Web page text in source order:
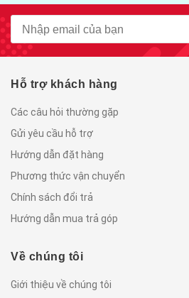
Hỗ trợ khách hàng
Các câu hỏi thường gặp
Gửi yêu cầu hỗ trợ
Hướng dẫn đặt hàng
Phương thức vận chuyển
Chính sách đổi trả
Hướng dẫn mua trả góp
Về chúng tôi
Giới thiệu về chúng tôi